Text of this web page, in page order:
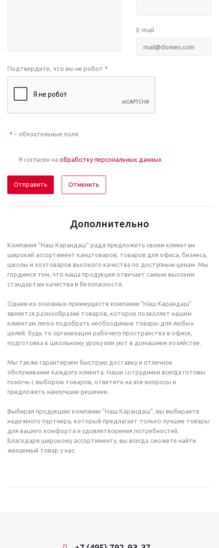
E-mail
Подтвердите, что вы не робот *
* – обязательные поля
Я согласен на обработку персональных данных
Отменить
Дополнительно
Компания "Наш Карандаш" рада предложить своим клиентам
широкий ассортимент канцтоваров, товаров для офиса, бизнеса,
школы и хозтоваров высокого качества по доступным ценам. Мы
гордимся тем, что наша продукция отвечает самым высоким
стандартам качества и безопасности.
Одним из основных преимуществ компании "Наш Карандаш"
является разнообразие товаров, которое позволяет нашим
клиентам легко подобрать необходимые товары для любых
целей: будь то организация рабочего пространства в офисе,
подготовка к школьному уроку или уют в домашнем хозяйстве.
Мы также гарантируем быструю доставку и отличное
обслуживание каждого клиента. Наши сотрудники всегда готовы
помочь с выбором товаров, ответить на все вопросы и
предложить наилучшие решения.
Выбирая продукцию компании "Наш Карандаш", вы выбираете
надежного партнера, который предлагает только лучшие товары
для вашего комфорта и удовлетворения потребностей.
Благодаря широкому ассортименту, вы всегда сможете найти
желаемый товар у нас.